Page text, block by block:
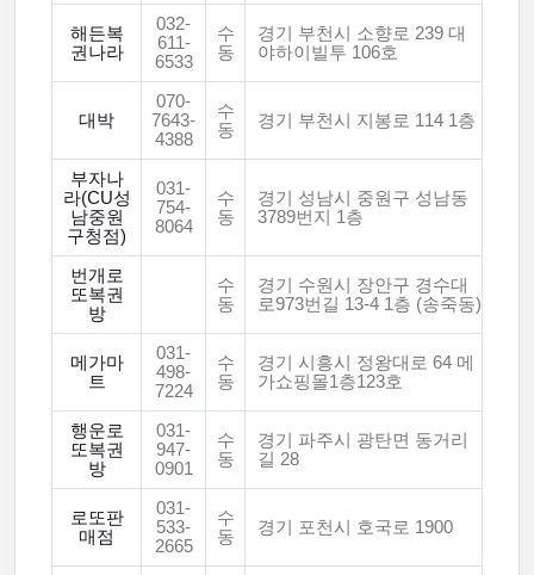
해든복
권나라
032-
611-
6533
수
동
경기 부천시 소향로 239 대
야하이빌투 106호
대박
070-
7643-
4388
수
동
경기 부천시 지봉로 114 1층
부자나
라(CU성
남중원
구청점)
031-
754-
8064
수
동
경기 성남시 중원구 성남동
3789번지 1층
번개로
또복권
방
수
동
경기 수원시 장안구 경수대
로973번길 13-4 1층 (송죽동)
메가마
트
031-
498-
7224
수
동
경기 시흥시 정왕대로 64 메
가쇼핑몰1층123호
행운로
또복권
방
031-
947-
0901
수
동
경기 파주시 광탄면 동거리
길 28
로또판
매점
031-
533-
2665
수
동
경기 포천시 호국로 1900